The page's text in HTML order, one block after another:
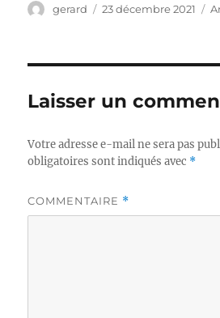
Auteur
gerard
Publié
23 décembre 2021
Laisser un
Votre adresse e-mail ne sera pas
obligatoires sont indiqués avec *
COMMENTAIRE *